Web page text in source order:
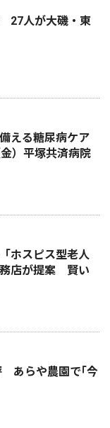
27人が大磯・東
える糖尿病ケア
）平塚共済病院
ホスピス型老人
店が提案 賢い
あらや農園で｢今